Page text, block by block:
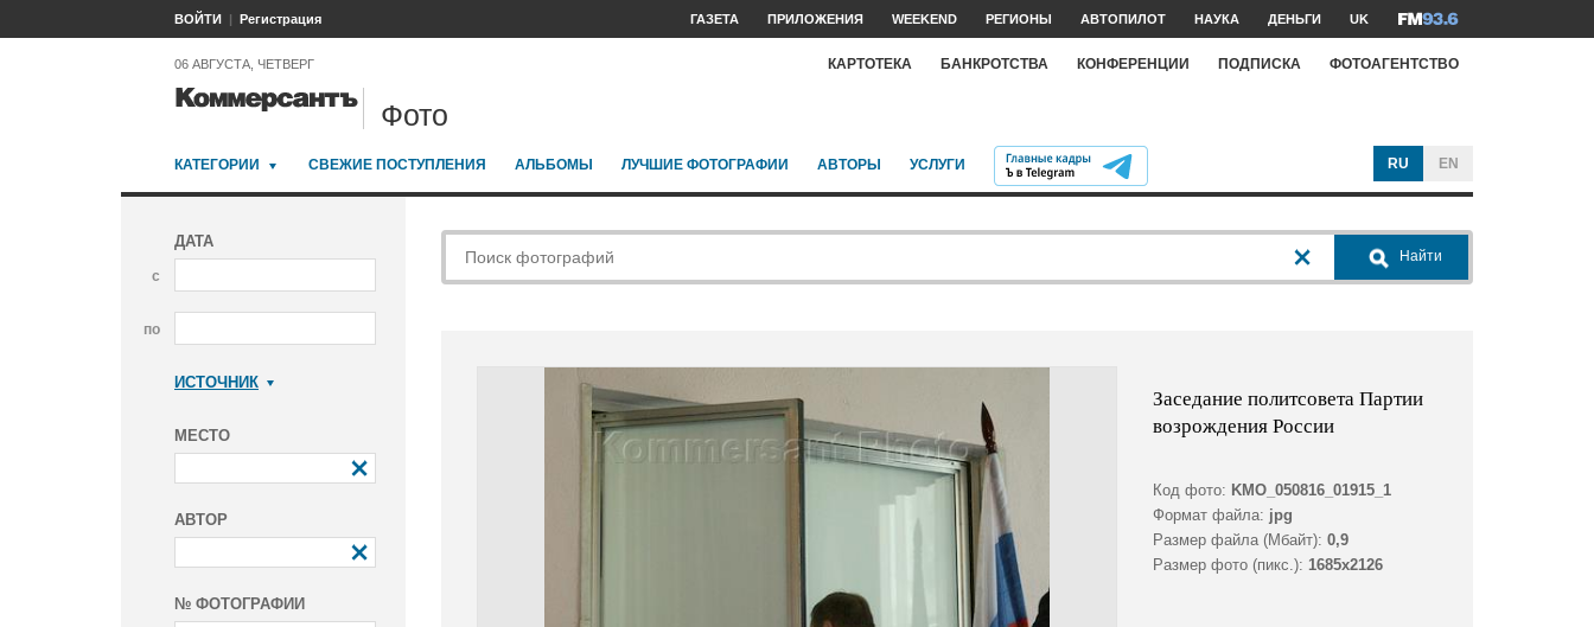
ВОЙТИ Регистрация ГАЗЕТА ПРИЛОЖЕНИЯ WEEKEND РЕГИОНЫ АВТОПИЛОТ НАУКА ДЕНЬГИ UK
06 АВГУСТА, ЧЕТВЕРГ КАРТОТЕКА БАНКРОТСТВА КОНФЕРЕНЦИИ ПОДПИСКА ФОТОАГЕНТСТВО
Фото
КАТЕГОРИИ СВЕЖИЕ ПОСТУПЛЕНИЯ АЛЬБОМЫ ЛУЧШИЕ ФОТОГРАФИИ АВТОРЫ УСЛУГИ RU EN
ДАТА
с
по
ИСТОЧНИК
МЕСТО
АВТОР
№ ФОТОГРАФИИ
Найти
Заседание политсовета Партии
возрождения России
Код фото: KMO_050816_01915_1
Формат файла: jpg
Размер файла (Мбайт): 0,9
Размер фото (пикс.): 1685x2126